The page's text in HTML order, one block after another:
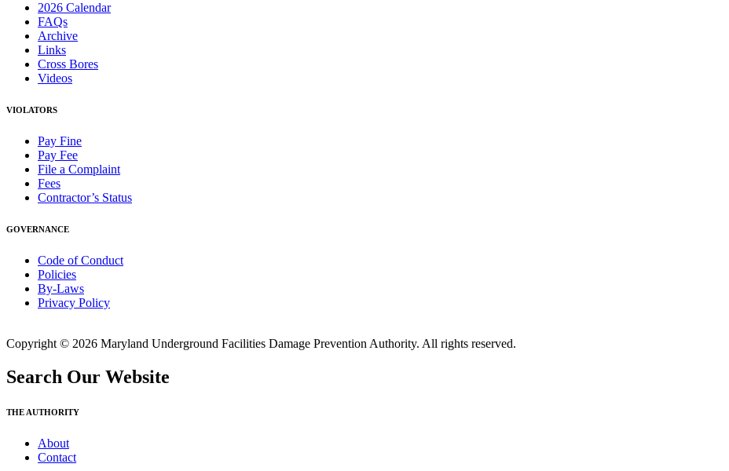
2026 Calendar
FAQs
Archive
Links
Cross Bores
Videos
VIOLATORS
Pay Fine
Pay Fee
File a Complaint
Fees
Contractor’s Status
GOVERNANCE
Code of Conduct
Policies
By-Laws
Privacy Policy
Copyright © 2026 Maryland Underground Facilities Damage Prevention Authority. All rights reserved.
Search Our Website
THE AUTHORITY
About
Contact